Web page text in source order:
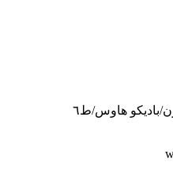
باديكو هاوس/ط٦